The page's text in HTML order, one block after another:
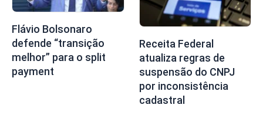
Flávio Bolsonaro
defende “transição
melhor” para o split
payment
Receita Federal
atualiza regras de
suspensão do CNPJ
por inconsistência
cadastral